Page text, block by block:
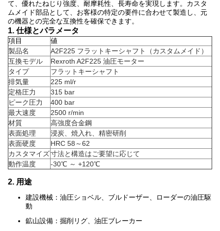
て、優れたねじり強度、耐摩耗性、長寿命を実現します。カスタ
ムメイド部品として、お客様の特定の要件に合わせて製造し、元
の機器との完全な互換性を確保できます。
1. 仕様とパラメータ
項目
値
製品名
A2F225 フラットキーシャフト（カスタムメイド）
互換モデル
Rexroth A2F225 油圧モーター
タイプ
フラットキーシャフト
排気量
225 ml/r
定格圧力
315 bar
ピーク圧力
400 bar
最大速度
2500 r/min
材質
高強度合金鋼
表面処理
浸炭、焼入れ、精密研削
表面硬度
HRC 58～62
カスタマイズ寸法と構造はご要望に応じて
動作温度
-30℃ ～ +120℃
2. 用途
建設機械：油圧ショベル、ブルドーザー、ローダーの油圧駆
動
鉱山設備：掘削リグ、油圧ブレーカー